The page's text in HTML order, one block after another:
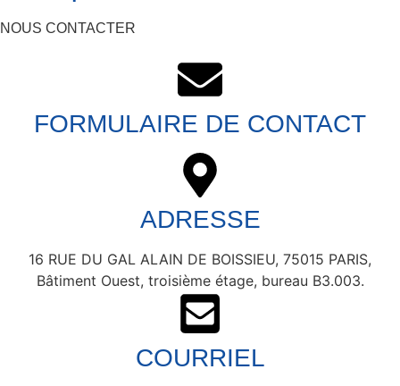
NOUS CONTACTER
FORMULAIRE DE CONTACT
ADRESSE
16 RUE DU GAL ALAIN DE BOISSIEU, 75015 PARIS,
Bâtiment Ouest, troisième étage, bureau B3.003.
COURRIEL